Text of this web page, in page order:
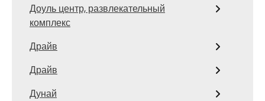
Доуль центр, развлекательный
комплекс
Драйв
Драйв
Дунай